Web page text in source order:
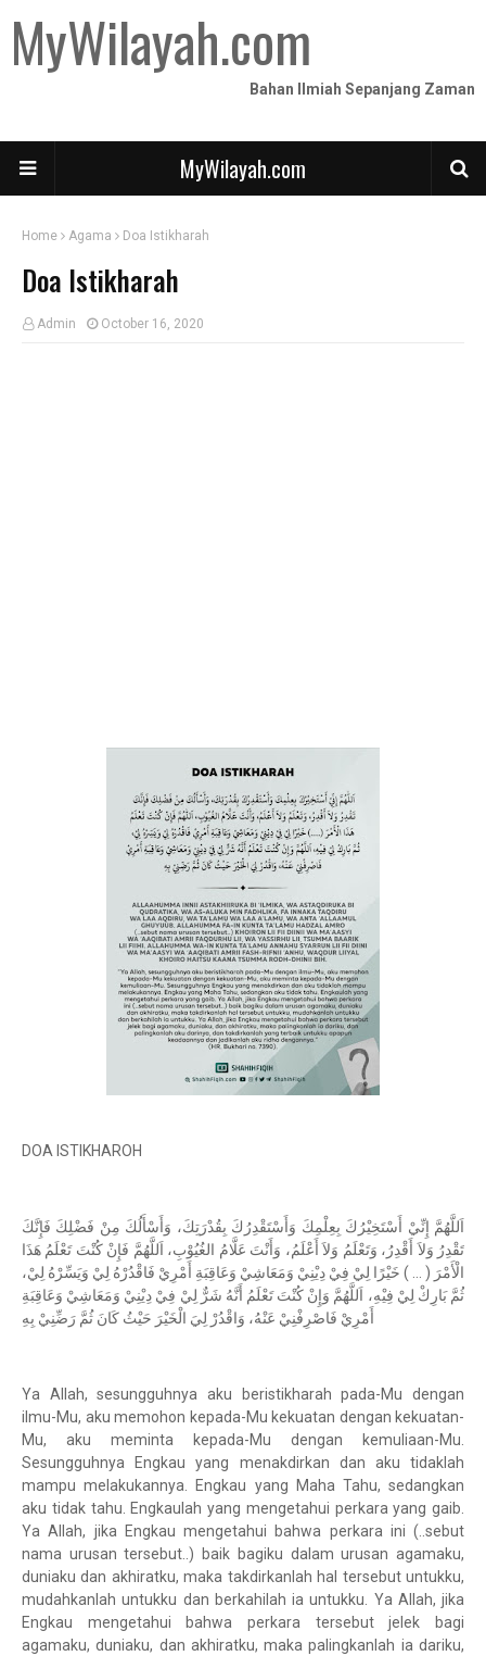
MyWilayah.com
Bahan Ilmiah Sepanjang Zaman
MyWilayah.com
Home Agama Doa Istikharah
Doa Istikharah
Admin October 16, 2020
DOA ISTIKHAROH
اَللَّهُمَّ إِنِّيْ أَسْتَخِيْرُكَ بِعِلْمِكَ وَأَسْتَقْدِرُكَ بِقُدْرَتِكَ، وَأَسْأَلُكَ مِنْ فَضْلِكَ فَإِنَّكَ
تَقْدِرُ وَلاَ أَقْدِرُ، وَتَعْلَمُ وَلاَ أَعْلَمُ، وَأَنْتَ عَلَّامُ الغُيُوْبِ، اَللَّهُمَّ فَإِنْ كُنْتَ تَعْلَمُ هَذَا
الْأَمْرَ ( … ) خَيْرًا لِيْ فِيْ دِيْنِيْ وَمَعَاشِيْ وَعَاقِبَةِ أَمْرِيْ فَاقْدُرْهُ لِيْ وَيَسِّرْهُ لِيْ،
ثُمَّ بَارِكْ لِيْ فِيْهِ، اَللَّهُمَّ وَإِنْ كُنْتَ تَعْلَمُ أَنَّهُ شَرٌّ لِيْ فِيْ دِيْنِيْ وَمَعَاشِيْ وَعَاقِبَةِ
أَمْرِيْ فَاصْرِفْنِيْ عَنْهُ، وَاقْدُرْ لِيَ الْخَيْرَ حَيْثُ كَانَ ثُمَّ رَضِّنِيْ بِهِ
Ya Allah, sesungguhnya aku beristikharah pada-Mu dengan
ilmu-Mu, aku memohon kepada-Mu kekuatan dengan kekuatan-
Mu, aku meminta kepada-Mu dengan kemuliaan-Mu.
Sesungguhnya Engkau yang menakdirkan dan aku tidaklah
mampu melakukannya. Engkau yang Maha Tahu, sedangkan
aku tidak tahu. Engkaulah yang mengetahui perkara yang gaib.
Ya Allah, jika Engkau mengetahui bahwa perkara ini (..sebut
nama urusan tersebut..) baik bagiku dalam urusan agamaku,
duniaku dan akhiratku, maka takdirkanlah hal tersebut untukku,
mudahkanlah untukku dan berkahilah ia untukku. Ya Allah, jika
Engkau mengetahui bahwa perkara tersebut jelek bagi
agamaku, duniaku, dan akhiratku, maka palingkanlah ia dariku,